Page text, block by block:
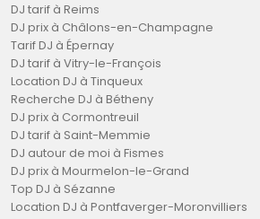
DJ tarif à Reims
DJ prix à Châlons-en-Champagne
Tarif DJ à Épernay
DJ tarif à Vitry-le-François
Location DJ à Tinqueux
Recherche DJ à Bétheny
DJ prix à Cormontreuil
DJ tarif à Saint-Memmie
DJ autour de moi à Fismes
DJ prix à Mourmelon-le-Grand
Top DJ à Sézanne
Location DJ à Pontfaverger-Moronvilliers